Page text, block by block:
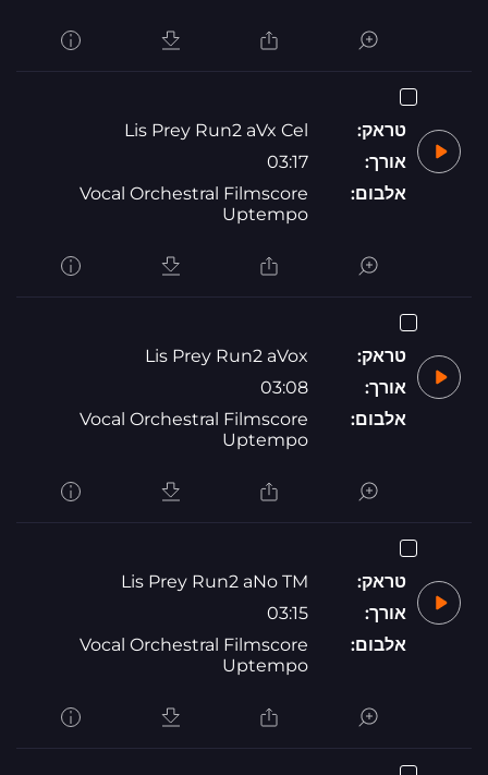
טראק:
Lis Prey Run2 aVx Cel
אורך:
03:17
אלבום:
Vocal Orchestral Filmscore
Uptempo
טראק:
Lis Prey Run2 aVox
אורך:
03:08
אלבום:
Vocal Orchestral Filmscore
Uptempo
טראק:
Lis Prey Run2 aNo TM
אורך:
03:15
אלבום:
Vocal Orchestral Filmscore
Uptempo